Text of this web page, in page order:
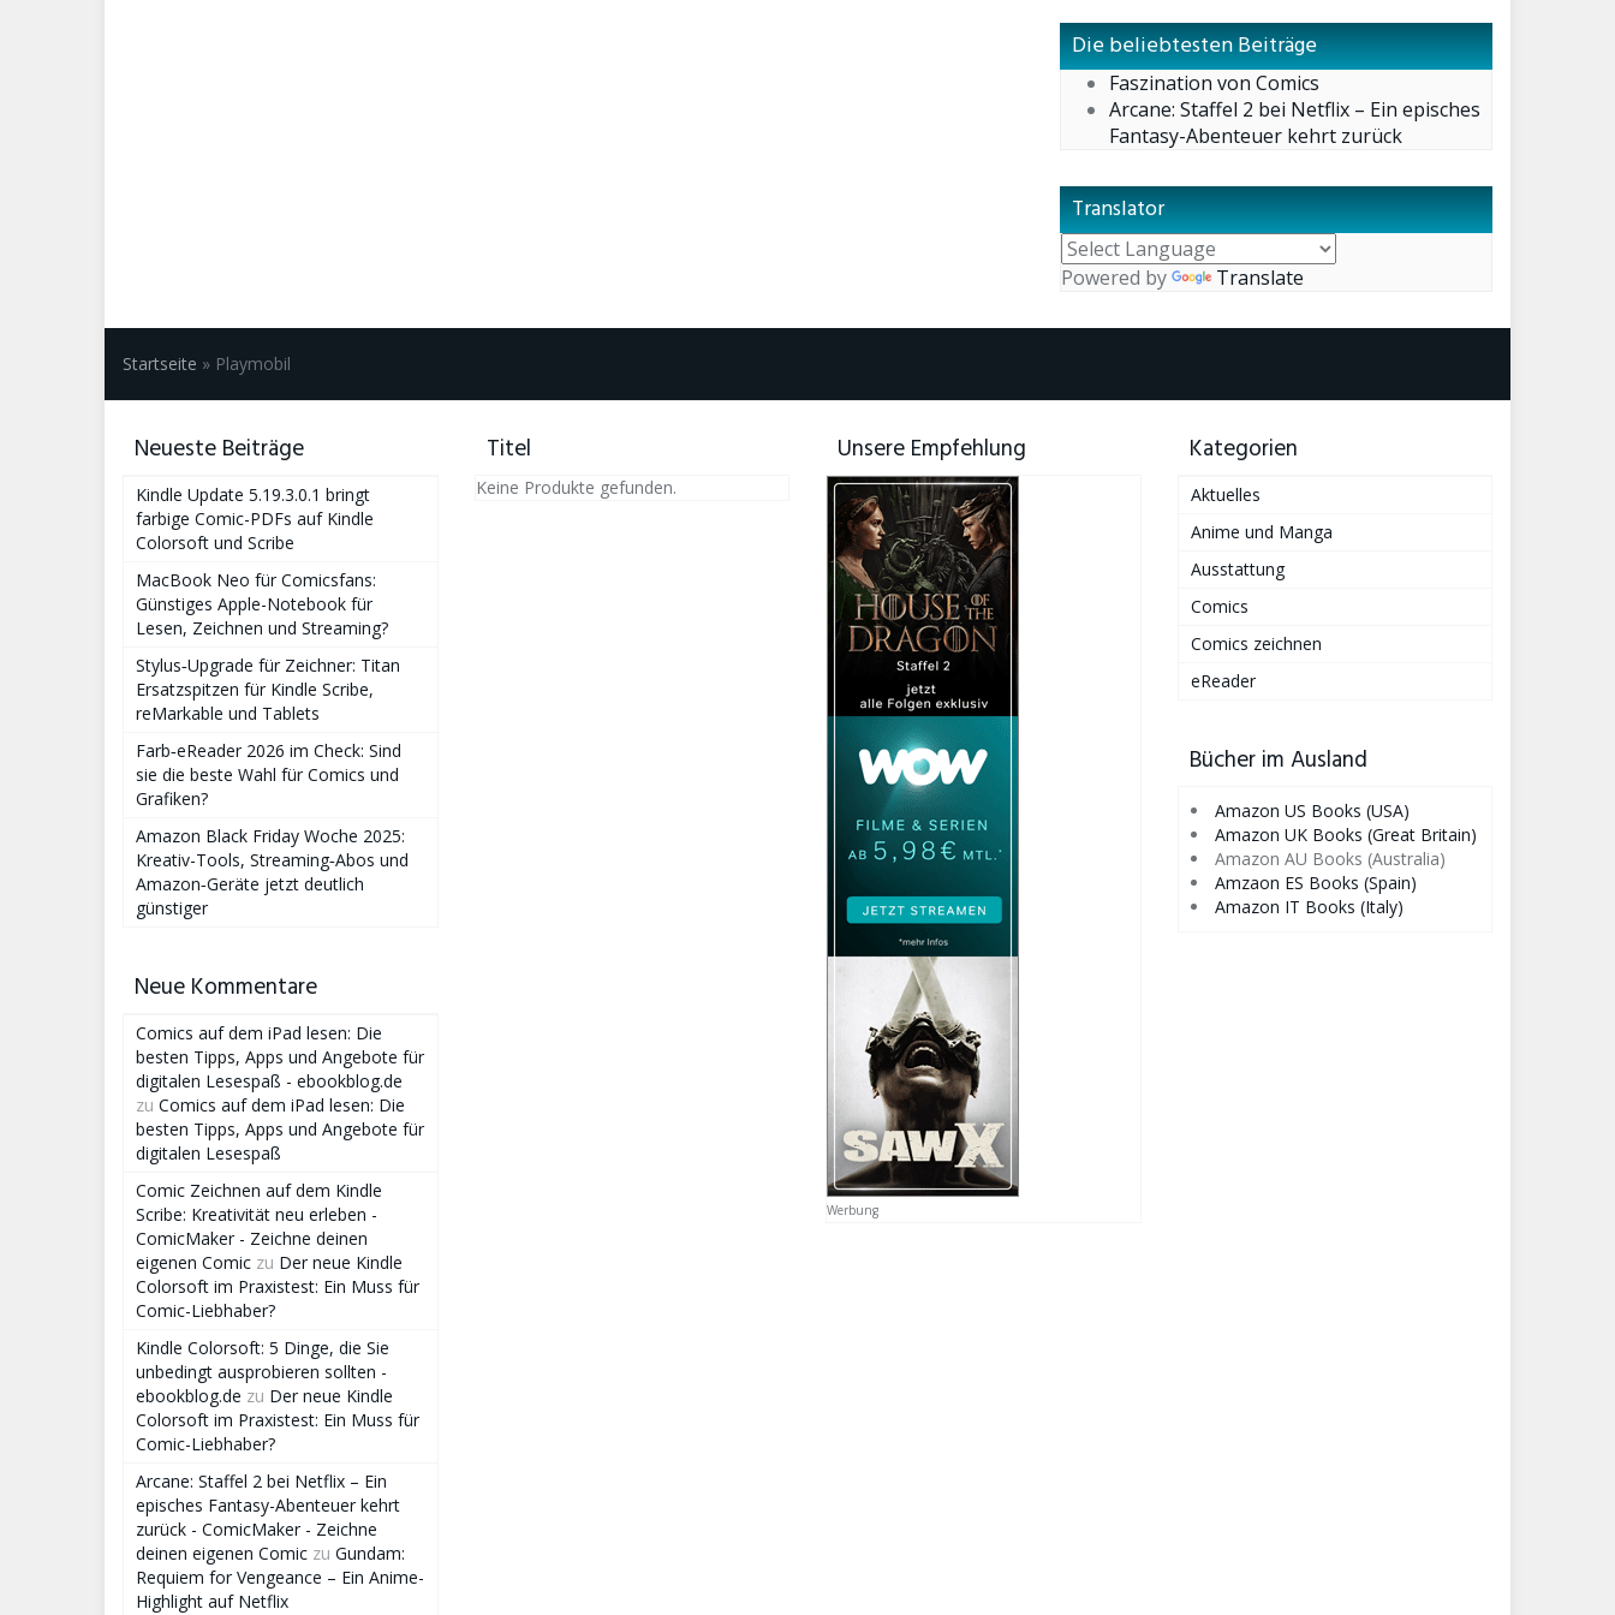
Die beliebtesten Beiträge
Faszination von Comics
Arcane: Staffel 2 bei Netflix – Ein episches
Fantasy-Abenteuer kehrt zurück
Translator
Powered by Translate
Startseite » Playmobil
Neueste Beiträge
Kindle Update 5.19.3.0.1 bringt
farbige Comic-PDFs auf Kindle
Colorsoft und Scribe
MacBook Neo für Comicsfans:
Günstiges Apple-Notebook für
Lesen, Zeichnen und Streaming?
Stylus‑Upgrade für Zeichner: Titan
Ersatzspitzen für Kindle Scribe,
reMarkable und Tablets
Farb‑eReader 2026 im Check: Sind
sie die beste Wahl für Comics und
Grafiken?
Amazon Black Friday Woche 2025:
Kreativ-Tools, Streaming‑Abos und
Amazon‑Geräte jetzt deutlich
günstiger
Neue Kommentare
Comics auf dem iPad lesen: Die
besten Tipps, Apps und Angebote für
digitalen Lesespaß - ebookblog.de
zu Comics auf dem iPad lesen: Die
besten Tipps, Apps und Angebote für
digitalen Lesespaß
Comic Zeichnen auf dem Kindle
Scribe: Kreativität neu erleben -
ComicMaker - Zeichne deinen
eigenen Comic zu Der neue Kindle
Colorsoft im Praxistest: Ein Muss für
Comic-Liebhaber?
Kindle Colorsoft: 5 Dinge, die Sie
unbedingt ausprobieren sollten -
ebookblog.de zu Der neue Kindle
Colorsoft im Praxistest: Ein Muss für
Comic-Liebhaber?
Arcane: Staffel 2 bei Netflix – Ein
episches Fantasy-Abenteuer kehrt
zurück - ComicMaker - Zeichne
deinen eigenen Comic zu Gundam:
Requiem for Vengeance – Ein Anime-
Highlight auf Netflix
Titel
Keine Produkte gefunden.
Unsere Empfehlung
Werbung
Kategorien
Aktuelles
Anime und Manga
Ausstattung
Comics
Comics zeichnen
eReader
Bücher im Ausland
Amazon US Books (USA)
Amazon UK Books (Great Britain)
Amazon AU Books (Australia)
Amzaon ES Books (Spain)
Amazon IT Books (Italy)